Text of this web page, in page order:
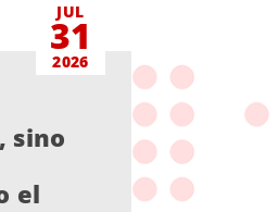
JUL
31
2026
sino
el